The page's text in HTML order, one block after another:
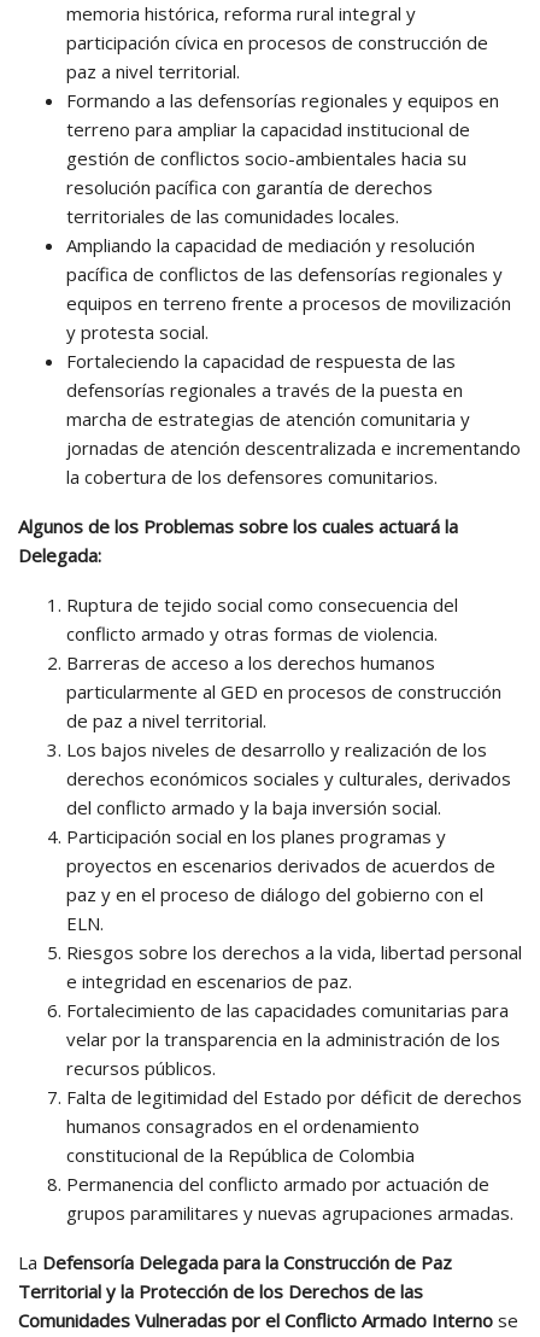
memoria histórica, reforma rural integral y
participación cívica en procesos de construcción de
paz a nivel territorial.
Formando a las defensorías regionales y equipos en
terreno para ampliar la capacidad institucional de
gestión de conflictos socio-ambientales hacia su
resolución pacífica con garantía de derechos
territoriales de las comunidades locales.
Ampliando la capacidad de mediación y resolución
pacífica de conflictos de las defensorías regionales y
equipos en terreno frente a procesos de movilización
y protesta social.
Fortaleciendo la capacidad de respuesta de las
defensorías regionales a través de la puesta en
marcha de estrategias de atención comunitaria y
jornadas de atención descentralizada e incrementando
la cobertura de los defensores comunitarios.
Algunos de los Problemas sobre los cuales actuará la
Delegada:
Ruptura de tejido social como consecuencia del
conflicto armado y otras formas de violencia.
Barreras de acceso a los derechos humanos
particularmente al GED en procesos de construcción
de paz a nivel territorial.
Los bajos niveles de desarrollo y realización de los
derechos económicos sociales y culturales, derivados
del conflicto armado y la baja inversión social.
Participación social en los planes programas y
proyectos en escenarios derivados de acuerdos de
paz y en el proceso de diálogo del gobierno con el
ELN.
Riesgos sobre los derechos a la vida, libertad personal
e integridad en escenarios de paz.
Fortalecimiento de las capacidades comunitarias para
velar por la transparencia en la administración de los
recursos públicos.
Falta de legitimidad del Estado por déficit de derechos
humanos consagrados en el ordenamiento
constitucional de la República de Colombia
Permanencia del conflicto armado por actuación de
grupos paramilitares y nuevas agrupaciones armadas.
La Defensoría Delegada para la Construcción de Paz
Territorial y la Protección de los Derechos de las
Comunidades Vulneradas por el Conflicto Armado Interno se